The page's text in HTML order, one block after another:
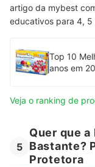
artigo da mybest
educativos para 4, 5
Top 10
anos em
Veja o ranking de
5
Quer que
Bastante?
Protetora